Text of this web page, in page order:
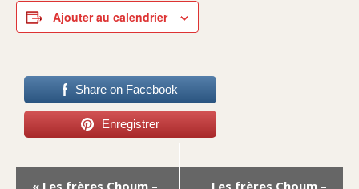
Ajouter au calendrier
Share on Facebook
Enregistrer
Navigation
« Les frères Choum – Les frères Choum –